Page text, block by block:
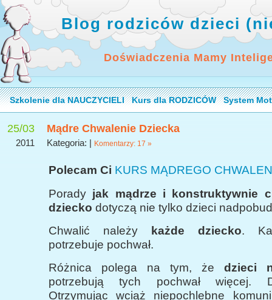
Blog rodziców dzieci
Doświadczenia Mamy
Szkolenie dla NAUCZYCIELI Kurs dla RODZICÓW System
25/03
2011
Mądre Chwalenie Dziecka
Kategoria: | Komentarzy: 17 »
Polecam Ci KURS MĄDREGO
Porady jak mądrze i konstruktywnie
dziecko dotyczą nie tylko dzieci
Chwalić należy
każde dziecko.
potrzebuje pochwał.
Różnica polega na tym, że dzieci
potrzebują tych pochwał więcej.
Otrzymując wciąż niepochlebne